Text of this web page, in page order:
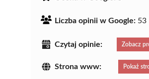
Liczba opinii w Google: 53
Czytaj opinie: Zobacz
Strona www: Pokaż